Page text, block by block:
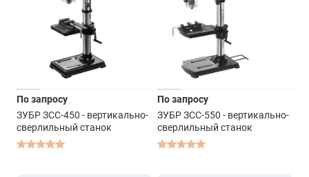
По запросу
ЗУБР ЗСС-450 - вертикально-
сверлильный станок
По запросу
ЗУБР ЗСС-550 - вертикально-
сверлильный станок